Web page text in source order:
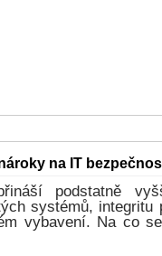
na IT
podstatně
systémů,
vybavení. Na co